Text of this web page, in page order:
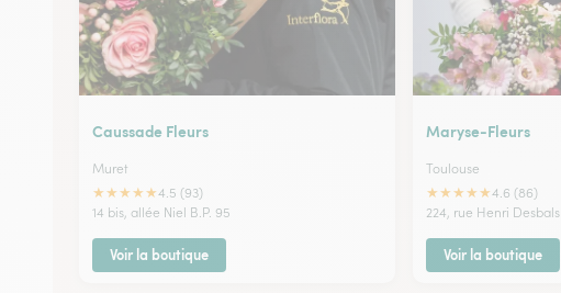
Caussade Fleurs
Muret
★★★★★4.5 (93)
14 bis, allée Niel B.P. 95
Voir la boutique
Maryse-Fleurs
Toulouse
★★★★★4.6 (86)
224, rue Henri Desbals
Voir la boutique